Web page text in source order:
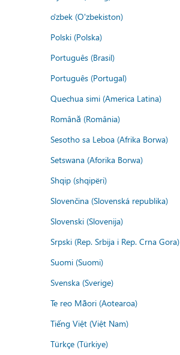
o'zbek (O'zbekiston)
Polski (Polska)
Português (Brasil)
Português (Portugal)
Quechua simi (America Latina)
Română (România)
Sesotho sa Leboa (Afrika Borwa)
Setswana (Aforika Borwa)
Shqip (shqipëri)
Slovenčina (Slovenská republika)
Slovenski (Slovenija)
Srpski (Rep. Srbija i Rep. Crna Gora)
Suomi (Suomi)
Svenska (Sverige)
Te reo Māori (Aotearoa)
Tiếng Việt (Việt Nam)
Türkçe (Türkiye)